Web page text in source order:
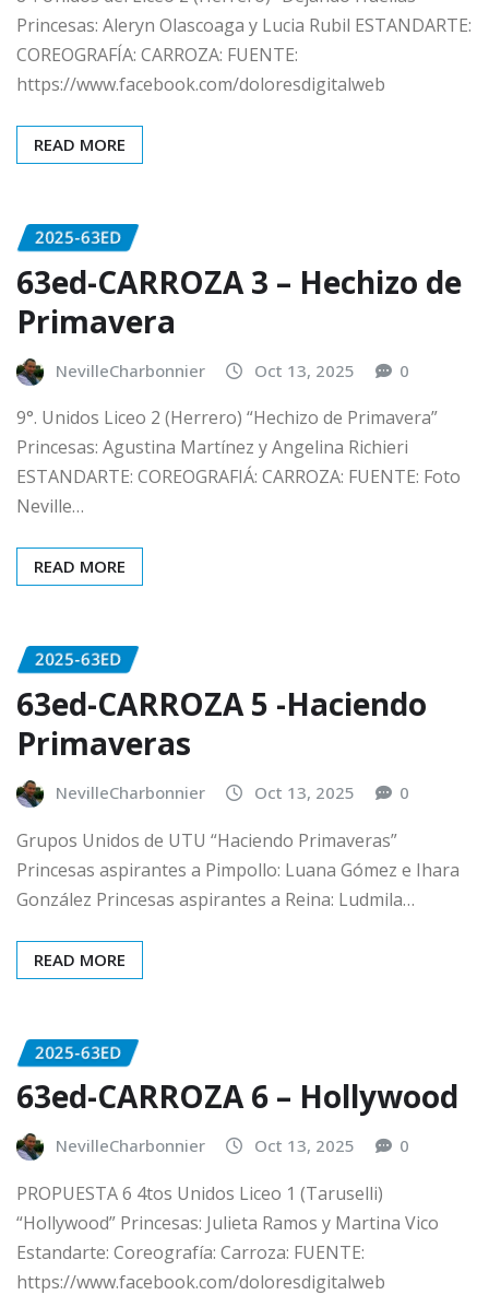
Princesas: Aleryn Olascoaga y Lucia Rubil ESTANDARTE:
COREOGRAFÍA: CARROZA: FUENTE:
https://www.facebook.com/doloresdigitalweb
READ MORE
2025-63ED
63ed-CARROZA 3 – Hechizo de
Primavera
NevilleCharbonnier Oct 13, 2025 0
9°. Unidos Liceo 2 (Herrero) “Hechizo de Primavera”
Princesas: Agustina Martínez y Angelina Richieri
ESTANDARTE: COREOGRAFIÁ: CARROZA: FUENTE: Foto
Neville…
READ MORE
2025-63ED
63ed-CARROZA 5 -Haciendo
Primaveras
NevilleCharbonnier Oct 13, 2025 0
Grupos Unidos de UTU “Haciendo Primaveras”
Princesas aspirantes a Pimpollo: Luana Gómez e Ihara
González Princesas aspirantes a Reina: Ludmila…
READ MORE
2025-63ED
63ed-CARROZA 6 – Hollywood
NevilleCharbonnier Oct 13, 2025 0
PROPUESTA 6 4tos Unidos Liceo 1 (Taruselli)
“Hollywood” Princesas: Julieta Ramos y Martina Vico
Estandarte: Coreografía: Carroza: FUENTE:
https://www.facebook.com/doloresdigitalweb